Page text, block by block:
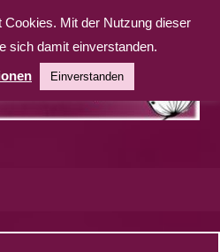
Mit der Nutzung dieser
sich damit einverstanden.
Einverstanden